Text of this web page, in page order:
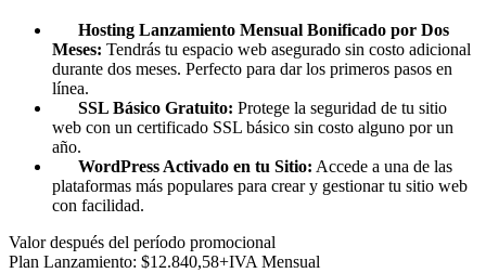
Hosting Lanzamiento Mensual Bonificado por Dos
Meses: Tendrás tu espacio web asegurado sin costo adicional
durante dos meses. Perfecto para dar los primeros pasos en
línea.
SSL Básico Gratuito: Protege la seguridad de tu sitio
web con un certificado SSL básico sin costo alguno por un
año.
WordPress Activado en tu Sitio: Accede a una de las
plataformas más populares para crear y gestionar tu sitio web
con facilidad.
Valor después del período promocional
Plan Lanzamiento: $12.840,58+IVA Mensual